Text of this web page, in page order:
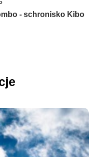
- schronisko Kibo